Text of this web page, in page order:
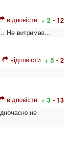
відповісти + 2 - 12
Не витримав...
відповісти + 5 - 2
відповісти + 3 - 13
не